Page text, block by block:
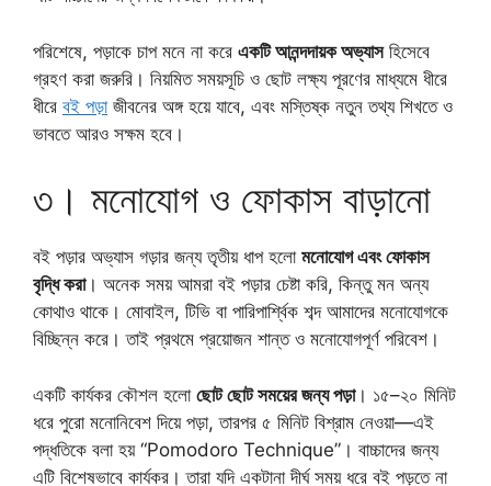
পরিশেষে, পড়াকে চাপ মনে না করে একটি আনন্দদায়ক অভ্যাসহিসেবে
গ্রহণ করা জরুরি। নিয়মিত সময়সূচি ও ছোট লক্ষ্য পূরণের মাধ্যমে ধীরে
ধীরে বই পড়াজীবনের অঙ্গ হয়ে যাবে, এবং মস্তিষ্ক নতুন তথ্য শিখতে ও
ভাবতে আরও সক্ষম হবে।
৩। মনোযোগ ও ফোকাস বাড়ানো
বই পড়ার অভ্যাস গড়ার জন্য তৃতীয় ধাপ হলো মনোযোগ এবং ফোকাস
বৃদ্ধি করা। অনেক সময় আমরা বই পড়ার চেষ্টা করি, কিন্তু মন অন্য
কোথাও থাকে। মোবাইল, টিভি বা পারিপার্শ্বিক শব্দ আমাদের মনোযোগকে
বিচ্ছিন্ন করে। তাই প্রথমে প্রয়োজন শান্ত ও মনোযোগপূর্ণ পরিবেশ।
একটি কার্যকর কৌশল হলো ছোট ছোট সময়ের জন্য পড়া। ১৫–২০ মিনিট
ধরে পুরো মনোনিবেশ দিয়ে পড়া, তারপর ৫ মিনিট বিশ্রাম নেওয়া—এই
পদ্ধতিকে বলা হয় “Pomodoro Technique”। বাচ্চাদের জন্য
এটি বিশেষভাবে কার্যকর। তারা যদি একটানা দীর্ঘ সময় ধরে বই পড়তে না